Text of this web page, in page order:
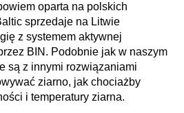
oparta na polskich
sprzedaje na Litwie
z systemem aktywnej
BIN. Podobnie jak w naszym
są z innymi rozwiązaniami
ziarno, jak chociażby
i temperatury ziarna.